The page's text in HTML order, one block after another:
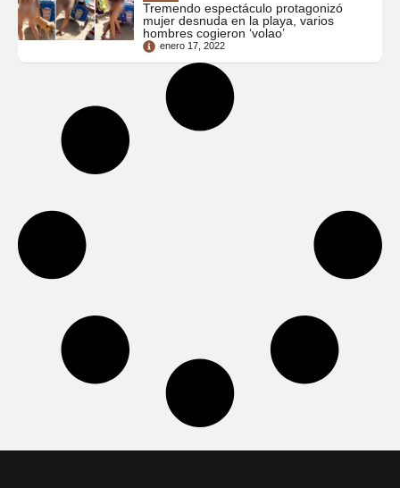
Tremendo espectáculo protagonizó
mujer desnuda en la playa, varios
hombres cogieron ‘volao’
enero 17, 2022